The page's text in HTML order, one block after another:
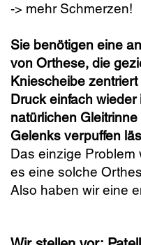
-> mehr Schmerzen!
Sie benötigen eine
von Orthese, die
Kniescheibe
Druck einfach wieder
natürlichen Gleitrinne
Gelenks verpuffen
Das einzige Problem
es eine solche
Also haben wir eine